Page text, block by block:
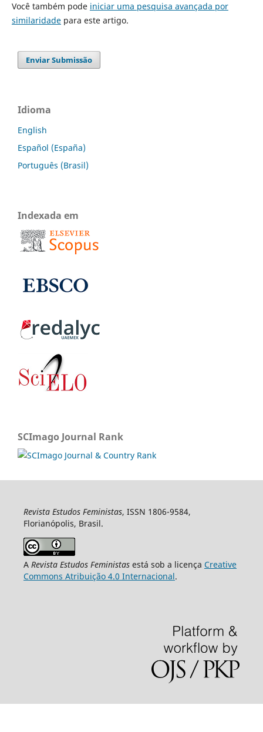
Você também pode iniciar uma pesquisa avançada por
similaridadepara este artigo.
Enviar Submissão
Idioma
English
Español (España)
Português (Brasil)
Indexada em
SCImago Journal Rank
Revista Estudos Feministas, ISSN 1806-9584,
Florianópolis, Brasil.
A Revista Estudos Feministasestá sob a licença Creative
Commons Atribuição 4.0 Internacional.